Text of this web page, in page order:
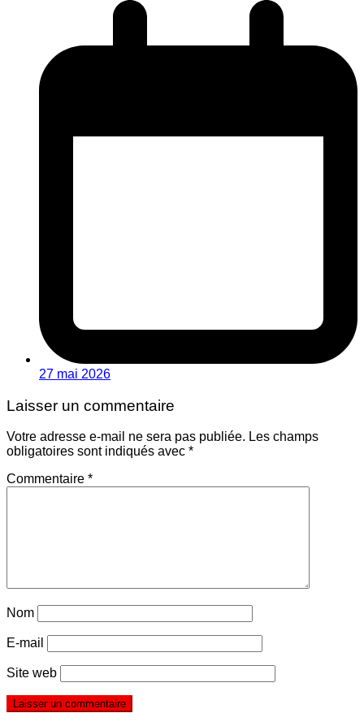
27 mai 2026
Laisser un commentaire
Votre adresse e-mail ne sera pas publiée. Les champs
obligatoires sont indiqués avec *
Commentaire *
Nom
E-mail
Site web